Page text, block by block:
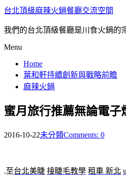
台北頂級麻辣火鍋餐廳交流空間
我們的台北頂級餐廳是川食火鍋的
Menu
Home
葉和軒持續創新與戰略前瞻
麻辣火鍋
蜜月旅行推薦無論電
2016-10-22未分類Comments: 0
.至台北美睫 接睫毛教學 租車 新北